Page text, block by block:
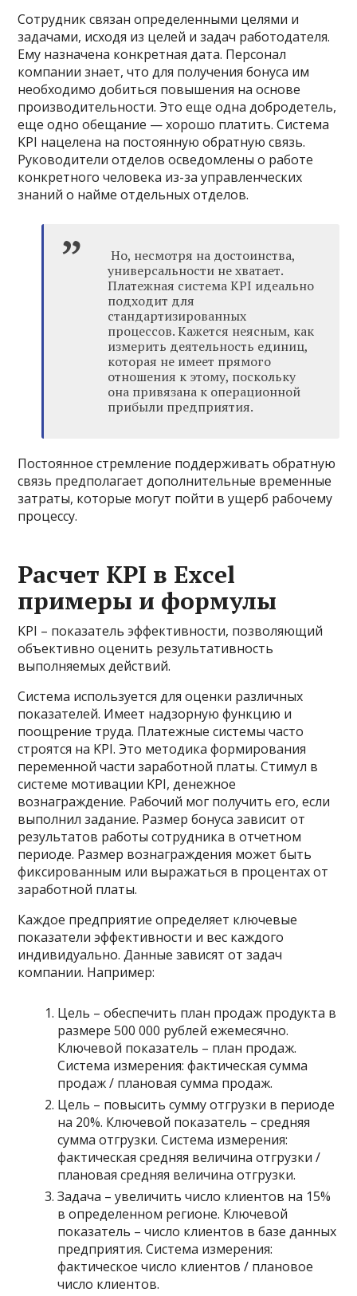
Сотрудник связан определенными целями и
задачами, исходя из целей и задач работодателя.
Ему назначена конкретная дата. Персонал
компании знает, что для получения бонуса им
необходимо добиться повышения на основе
производительности. Это еще одна добродетель,
еще одно обещание — хорошо платить. Система
KPI нацелена на постоянную обратную связь.
Руководители отделов осведомлены о работе
конкретного человека из-за управленческих
знаний о найме отдельных отделов.
Но, несмотря на достоинства,
универсальности не хватает.
Платежная система KPI идеально
подходит для
стандартизированных
процессов. Кажется неясным, как
измерить деятельность единиц,
которая не имеет прямого
отношения к этому, поскольку
она привязана к операционной
прибыли предприятия.
Постоянное стремление поддерживать обратную
связь предполагает дополнительные временные
затраты, которые могут пойти в ущерб рабочему
процессу.
Расчет KPI в Excel
примеры и формулы
KPI – показатель эффективности, позволяющий
объективно оценить результативность
выполняемых действий.
Система используется для оценки различных
показателей. Имеет надзорную функцию и
поощрение труда. Платежные системы часто
строятся на KPI. Это методика формирования
переменной части заработной платы. Стимул в
системе мотивации KPI, денежное
вознаграждение. Рабочий мог получить его, если
выполнил задание. Размер бонуса зависит от
результатов работы сотрудника в отчетном
периоде. Размер вознаграждения может быть
фиксированным или выражаться в процентах от
заработной платы.
Каждое предприятие определяет ключевые
показатели эффективности и вес каждого
индивидуально. Данные зависят от задач
компании. Например:
Цель – обеспечить план продаж продукта в
размере 500 000 рублей ежемесячно.
Ключевой показатель – план продаж.
Система измерения: фактическая сумма
продаж / плановая сумма продаж.
Цель – повысить сумму отгрузки в периоде
на 20%. Ключевой показатель – средняя
сумма отгрузки. Система измерения:
фактическая средняя величина отгрузки /
плановая средняя величина отгрузки.
Задача – увеличить число клиентов на 15%
в определенном регионе. Ключевой
показатель – число клиентов в базе данных
предприятия. Система измерения:
фактическое число клиентов / плановое
число клиентов.